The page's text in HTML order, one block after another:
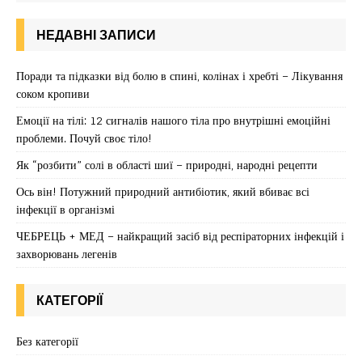
НЕДАВНІ ЗАПИСИ
Поради та підказки від болю в спині, колінах і хребті – Лікування
соком кропиви
Емоції на тілі: 12 сигналів нашого тіла про внутрішні емоційні
проблеми. Почуй своє тіло!
Як “розбити” солі в області шиї – природні, народні рецепти
Ось він! Потужний природний антибіотик, який вбиває всі
інфекції в організмі
ЧЕБРЕЦЬ + МЕД – найкращий засіб від респіраторних інфекцій і
захворювань легенів
КАТЕГОРІЇ
Без категорії